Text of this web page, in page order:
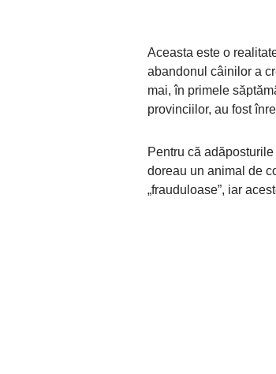
Aceasta este o
abandonul câinilor a
mai, în primele
provinciilor, au fost
Pentru că
doreau un animal de
„frauduloase”, iar